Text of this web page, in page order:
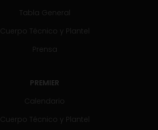
Tabla General
Cuerpo Técnico y Plantel
Prensa
PREMIER
Calendario
Cuerpo Técnico y Plantel